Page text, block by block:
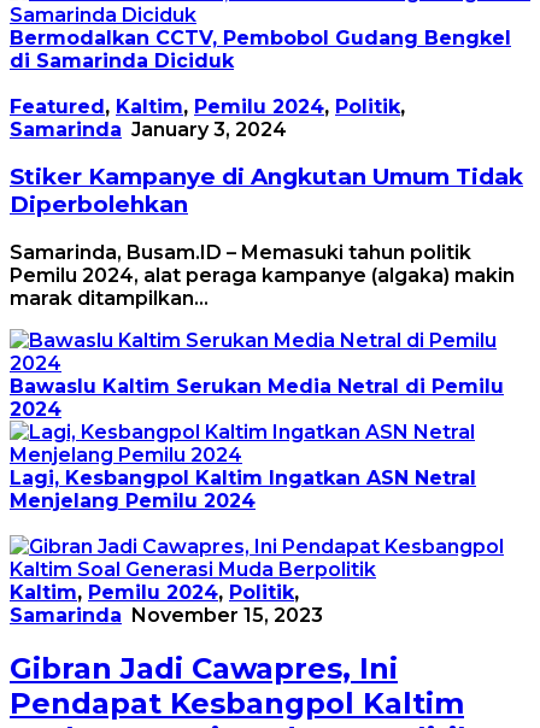
Bermodalkan CCTV, Pembobol Gudang Bengkel
di Samarinda Diciduk
Featured, Kaltim, Pemilu 2024, Politik,
Samarinda January 3, 2024
Stiker Kampanye di Angkutan Umum Tidak
Diperbolehkan
Samarinda, Busam.ID – Memasuki tahun politik
Pemilu 2024, alat peraga kampanye (algaka) makin
marak ditampilkan…
Bawaslu Kaltim Serukan Media Netral di Pemilu
2024
Lagi, Kesbangpol Kaltim Ingatkan ASN Netral
Menjelang Pemilu 2024
Kaltim, Pemilu 2024, Politik,
Samarinda November 15, 2023
Gibran Jadi Cawapres, Ini
Pendapat Kesbangpol Kaltim